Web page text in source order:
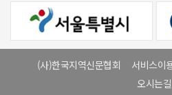
(사)한국지역신문협회 서비스이
오시는길